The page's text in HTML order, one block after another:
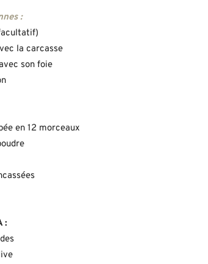
:
la carcasse
son foie
en 12 morceaux
: